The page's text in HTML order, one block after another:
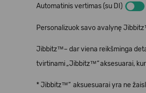
Automatinis vertimas (su DI)
Personalizuok savo avalynę
Jibbitz™– dar viena reikšminga
tvirtinami „Jibbitz™“ aksesuarai,
* Jibbitz™“ aksuesuarai yra ne